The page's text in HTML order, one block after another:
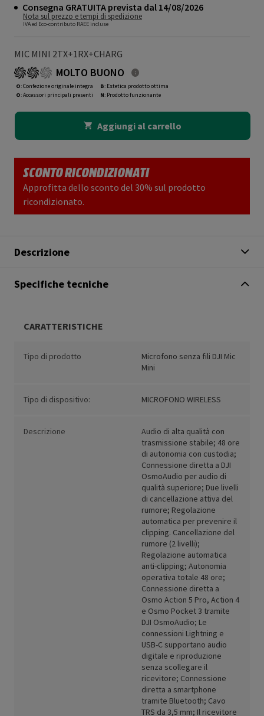
Consegna GRATUITA prevista dal 14/08/2026
Nota sul prezzo e tempi di spedizione
IVA ed Eco-contributo RAEE incluse
MIC MINI 2TX+1RX+CHARG
MOLTO BUONO
O: Confezione originale integra
O: Accessori principali presenti
B: Estetica prodotto ottima
N: Prodotto funzionante
Aggiungi al carrello
SCONTO RICONDIZIONATI
Approfitta dello sconto del 30% sul prodotto
ricondizionato.
Descrizione
Specifiche tecniche
CARATTERISTICHE
Tipo di prodotto
Microfono senza fili DJI Mic
Mini
Tipo di dispositivo: MICROFONO WIRELESS
Descrizione
Audio di alta qualità con
trasmissione stabile; 48 ore
di autonomia con custodia;
Connessione diretta a DJI
OsmoAudio per audio di
qualità superiore; Due livelli
di cancellazione attiva del
rumore; Regolazione
automatica per prevenire il
clipping. Cancellazione del
rumore (2 livelli);
Regolazione automatica
anti-clipping; Autonomia
operativa totale 48 ore;
Connessione diretta a
Osmo Action 5 Pro, Action 4
e Osmo Pocket 3 tramite
DJI OsmoAudio; Le
connessioni Lightning e
USB-C supportano audio
digitale e riproduzione
senza scollegare il
ricevitore; Connessione
diretta a smartphone
tramite Bluetooth; Cavo
TRS da 3,5 mm; Il ricevitore